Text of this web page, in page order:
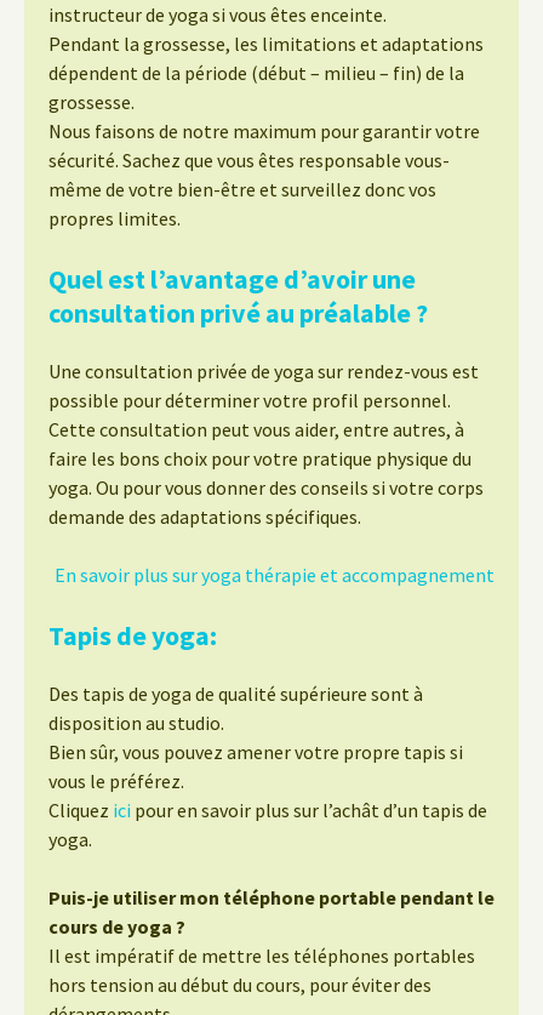
instructeur de yoga si vous êtes enceinte.
Pendant la grossesse, les limitations et adaptations
dépendent de la période (début – milieu – fin) de la
grossesse.
Nous faisons de notre maximum pour garantir votre
sécurité. Sachez que vous êtes responsable vous-
même de votre bien-être et surveillez donc vos
propres limites.
Quel est l’avantage d’avoir une
consultation privé au préalable ?
Une consultation privée de yoga sur rendez-vous est
possible pour déterminer votre profil personnel.
Cette consultation peut vous aider, entre autres, à
faire les bons choix pour votre pratique physique du
yoga. Ou pour vous donner des conseils si votre corps
demande des adaptations spécifiques.
En savoir plus sur yoga thérapie et accompagnement
Tapis de yoga:
Des tapis de yoga de qualité supérieure sont à
disposition au studio.
Bien sûr, vous pouvez amener votre propre tapis si
vous le préférez.
Cliquez ici pour en savoir plus sur l’achât d’un tapis de
yoga.
Puis-je utiliser mon téléphone portable pendant le
cours de yoga ?
Il est impératif de mettre les téléphones portables
hors tension au début du cours, pour éviter des